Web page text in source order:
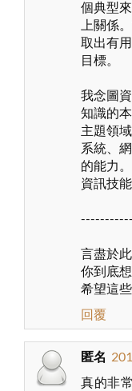
個典型
上關係
取出有
目標。
我念圖
知識的
主題領
系統、
的能力
資訊技
言盡於
你到底
希望這
回覆
匿名
真的非